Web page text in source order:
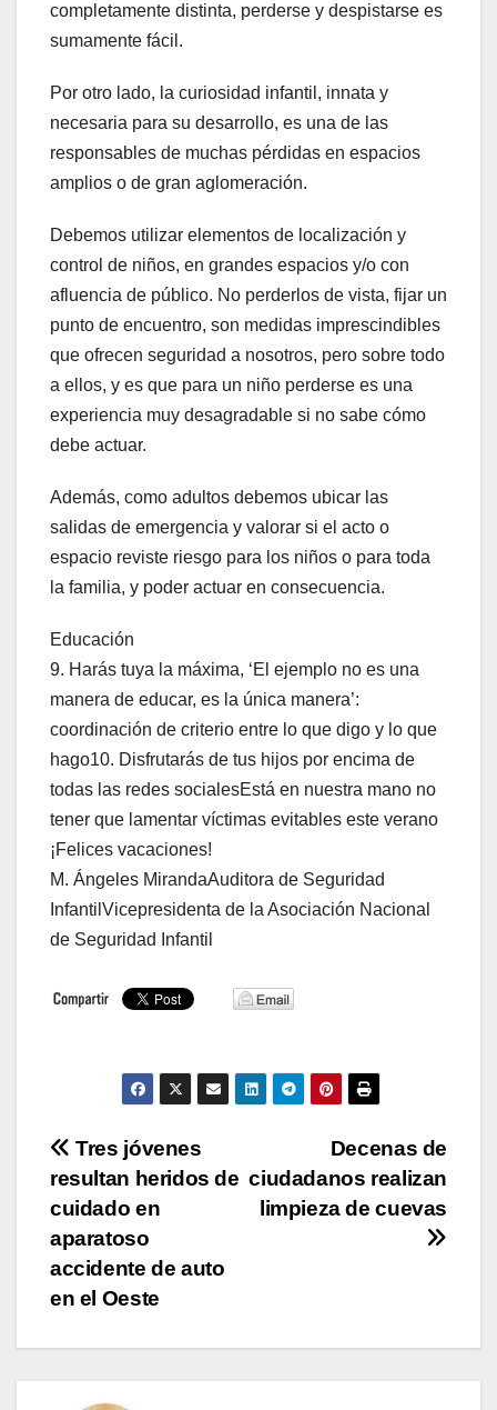
completamente distinta, perderse y despistarse es
sumamente fácil.
Por otro lado, la curiosidad infantil, innata y
necesaria para su desarrollo, es una de las
responsables de muchas pérdidas en espacios
amplios o de gran aglomeración.
Debemos utilizar elementos de localización y
control de niños, en grandes espacios y/o con
afluencia de público. No perderlos de vista, fijar un
punto de encuentro, son medidas imprescindibles
que ofrecen seguridad a nosotros, pero sobre todo
a ellos, y es que para un niño perderse es una
experiencia muy desagradable si no sabe cómo
debe actuar.
Además, como adultos debemos ubicar las
salidas de emergencia y valorar si el acto o
espacio reviste riesgo para los niños o para toda
la familia, y poder actuar en consecuencia.
Educación
9. Harás tuya la máxima, ‘El ejemplo no es una
manera de educar, es la única manera’:
coordinación de criterio entre lo que digo y lo que
hago10. Disfrutarás de tus hijos por encima de
todas las redes socialesEstá en nuestra mano no
tener que lamentar víctimas evitables este verano
¡Felices vacaciones!
M. Ángeles MirandaAuditora de Seguridad
InfantilVicepresidenta de la Asociación Nacional
de Seguridad Infantil
Navegación
de
entradas
Decenas de
ciudadanos realizan
limpieza de cuevas
Tres jóvenes
resultan heridos de
cuidado en
aparatoso
accidente de auto
en el Oeste